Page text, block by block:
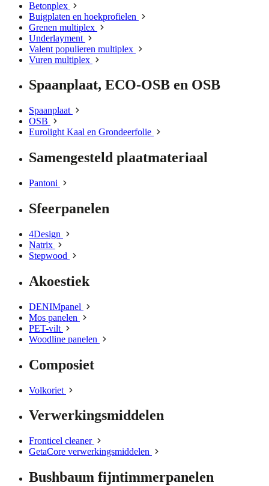
Betonplex
Buigplaten en hoekprofielen
Grenen multiplex
Underlayment
Valent populieren multiplex
Vuren multiplex
Spaanplaat, ECO-OSB en OSB
Spaanplaat
OSB
Eurolight Kaal en Grondeerfolie
Samengesteld plaatmateriaal
Pantoni
Sfeerpanelen
4Design
Natrix
Stepwood
Akoestiek
DENIMpanel
Mos panelen
PET-vilt
Woodline panelen
Composiet
Volkoriet
Verwerkingsmiddelen
Fronticel cleaner
GetaCore verwerkingsmiddelen
Bushbaum fijntimmerpanelen